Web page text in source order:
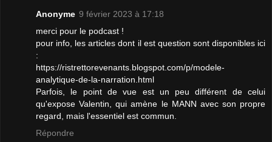
Anonyme 9 février 2023 à 17:18
merci pour le podcast !
pour info, les articles dont il est question sont disponibles ici
:
https://ristrettorevenants.blogspot.com/p/modele-
analytique-de-la-narration.html
Parfois, le point de vue est un peu différent de celui
qu'expose Valentin, qui amène le MANN avec son propre
regard, mais l'essentiel est commun.
Répondre